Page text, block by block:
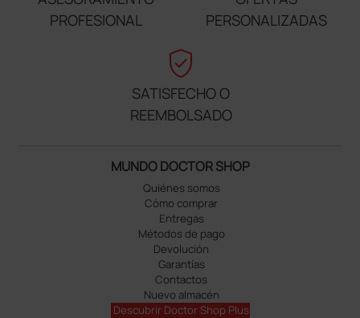
PROFESIONAL
PERSONALIZADAS
verified_user
SATISFECHO O
REEMBOLSADO
MUNDO DOCTOR SHOP
Quiénes somos
Cómo comprar
Entregas
Métodos de pago
Devolución
Garantías
Contactos
Nuevo almacén
Descubrir Doctor Shop Plus